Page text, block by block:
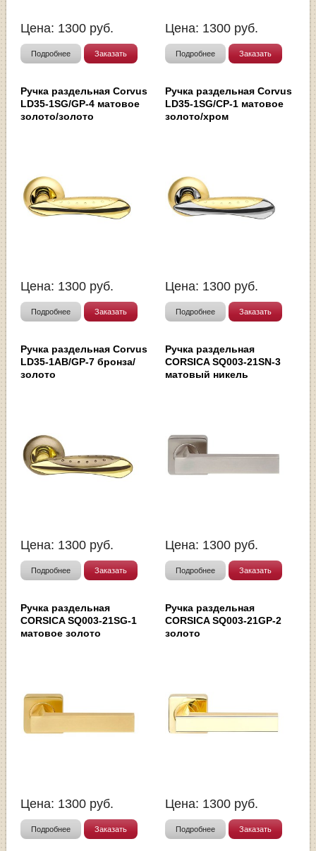
Цена: 1300 руб.
Подробнее Заказать
Цена: 1300 руб.
Подробнее Заказать
Ручка раздельная Corvus
LD35-1SG/GP-4 матовое
золото/золото
Цена: 1300 руб.
Подробнее Заказать
Ручка раздельная Corvus
LD35-1SG/CP-1 матовое
золото/хром
Цена: 1300 руб.
Подробнее Заказать
Ручка раздельная Corvus
LD35-1AB/GP-7 бронза/
золото
Цена: 1300 руб.
Подробнее Заказать
Ручка раздельная
CORSICA SQ003-21SN-3
матовый никель
Цена: 1300 руб.
Подробнее Заказать
Ручка раздельная
CORSICA SQ003-21SG-1
матовое золото
Цена: 1300 руб.
Подробнее Заказать
Ручка раздельная
CORSICA SQ003-21GP-2
золото
Цена: 1300 руб.
Подробнее Заказать